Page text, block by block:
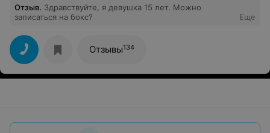
Отзыв. Здравствуйте, я девушка 15 лет. Можно
записаться на бокс?
Еще
Отзывы134